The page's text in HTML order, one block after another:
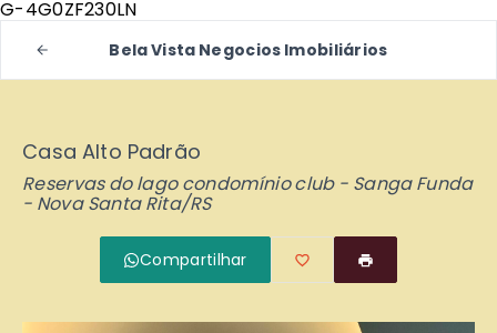
G-4G0ZF230LN
Bela Vista Negocios Imobiliários
Casa Alto Padrão
Reservas do lago condomínio club - Sanga Funda
- Nova Santa Rita/RS
Compartilhar